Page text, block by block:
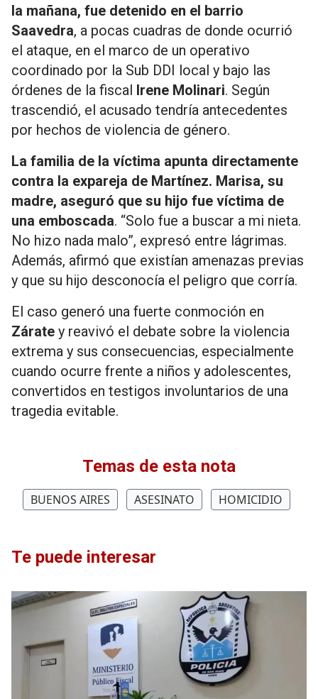
la mañana, fue detenido en el barrio
Saavedra, a pocas cuadras de donde ocurrió
el ataque, en el marco de un operativo
coordinado por la Sub DDI local y bajo las
órdenes de la fiscal Irene Molinari. Según
trascendió, el acusado tendría antecedentes
por hechos de violencia de género.
La familia de la víctima apunta directamente
contra la expareja de Martínez. Marisa, su
madre, aseguró que su hijo fue víctima de
una emboscada. “Solo fue a buscar a mi nieta.
No hizo nada malo”, expresó entre lágrimas.
Además, afirmó que existían amenazas previas
y que su hijo desconocía el peligro que corría.
El caso generó una fuerte conmoción en
Zárate y reavivó el debate sobre la violencia
extrema y sus consecuencias, especialmente
cuando ocurre frente a niños y adolescentes,
convertidos en testigos involuntarios de una
tragedia evitable.
Temas de esta nota
BUENOS AIRES ASESINATO HOMICIDIO
Te puede interesar